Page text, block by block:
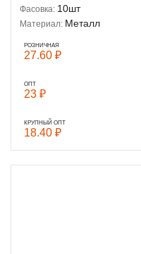
Фасовка: 10шт
Материал: Металл
РОЗНИЧНАЯ
27.60 ₽
ОПТ
23 ₽
КРУПНЫЙ ОПТ
18.40 ₽